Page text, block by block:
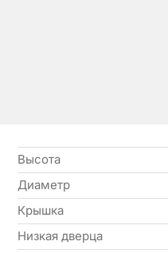
Высота
Диаметр
Крышка
Низкая дверца